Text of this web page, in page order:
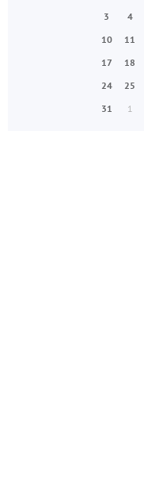
3
4
10
11
17
18
24
25
31
1